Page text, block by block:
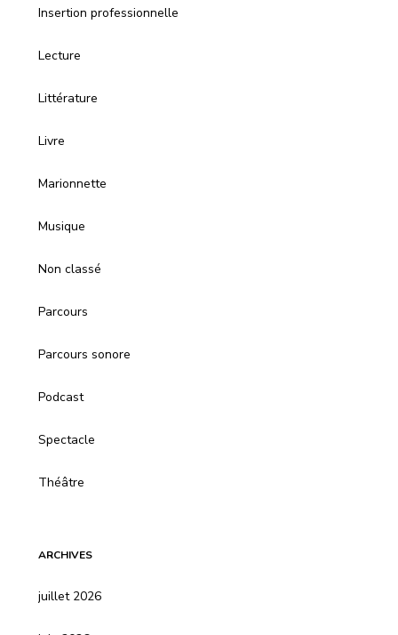
Insertion professionnelle
Lecture
Littérature
Livre
Marionnette
Musique
Non classé
Parcours
Parcours sonore
Podcast
Spectacle
Théâtre
ARCHIVES
juillet 2026